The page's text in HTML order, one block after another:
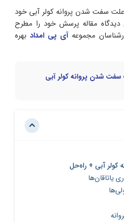
سفت شدن پروانه کولر آبی خود
مقاله پرسش خود را مطرح
مجموعهآی پی امداد بهره
شدن پروانه کولر آبی
یاتاقان‌ها